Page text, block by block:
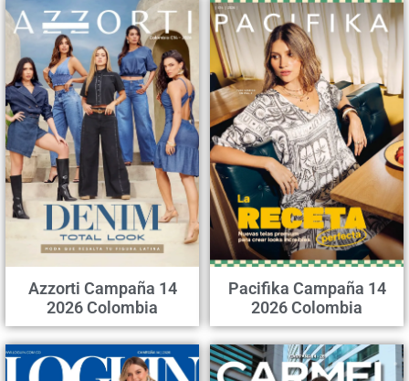
Azzorti Campaña 14
2026 Colombia
Pacifika Campaña 14
2026 Colombia